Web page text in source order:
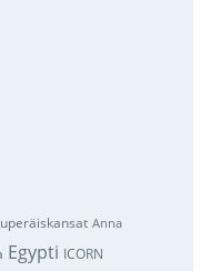
Anna
Egypti ICORN